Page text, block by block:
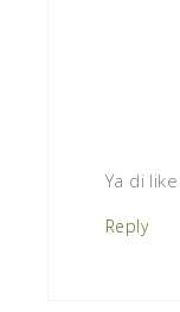
Ya di
Reply